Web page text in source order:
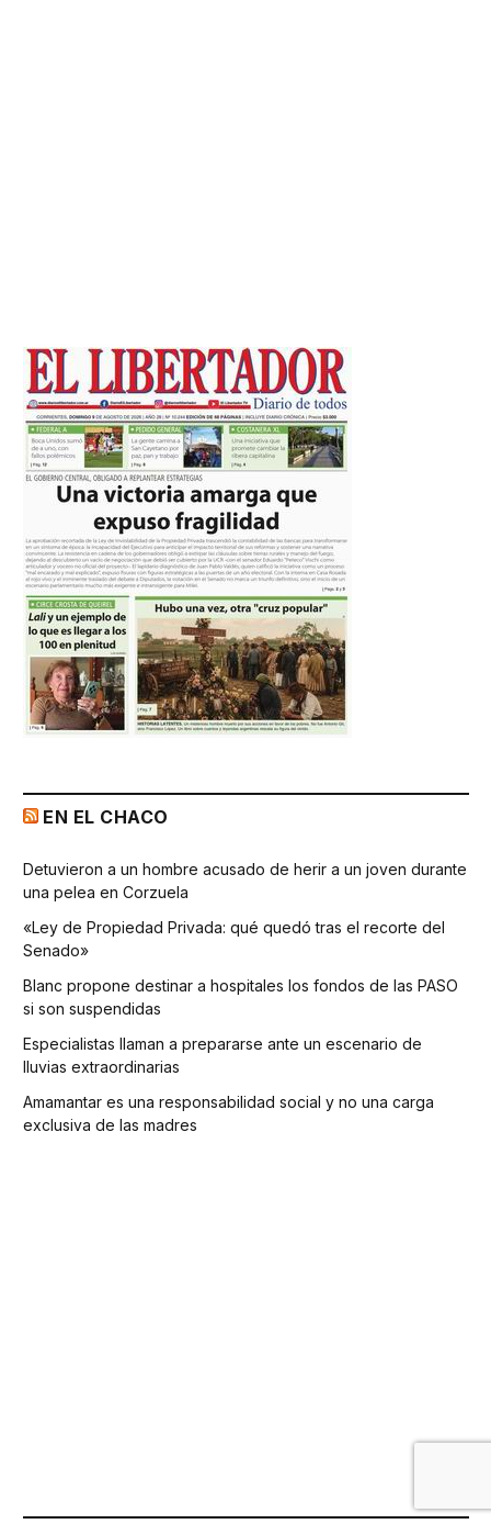
EN EL CHACO
Detuvieron a un hombre acusado de herir a un joven durante
una pelea en Corzuela
«Ley de Propiedad Privada: qué quedó tras el recorte del
Senado»
Blanc propone destinar a hospitales los fondos de las PASO
si son suspendidas
Especialistas llaman a prepararse ante un escenario de
lluvias extraordinarias
Amamantar es una responsabilidad social y no una carga
exclusiva de las madres